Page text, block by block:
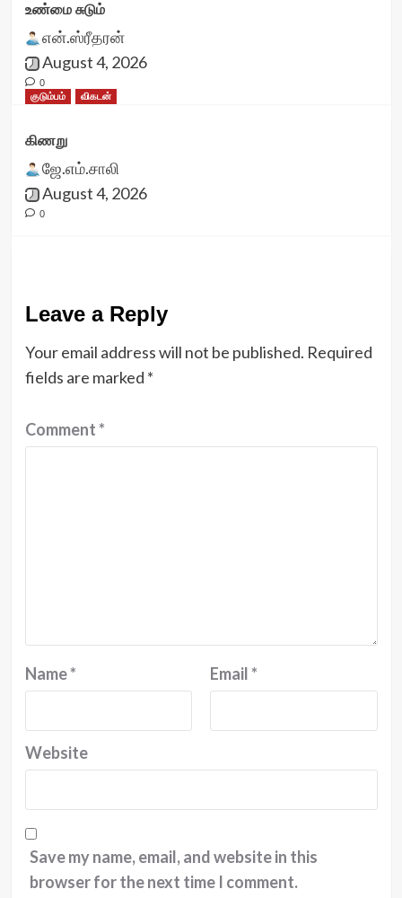
உண்மை சுடும்
என்.ஸ்ரீதரன்
August 4, 2026
0
குடும்பம்
விகடன்
கிணறு
ஜே.எம்.சாலி
August 4, 2026
0
Leave a Reply
Your email address will not be published. Required
fields are marked *
Comment*
Name* Email*
Website
Save my name, email, and website in this
browser for the next time I comment.